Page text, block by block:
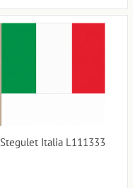
Stegulet Italia L111333